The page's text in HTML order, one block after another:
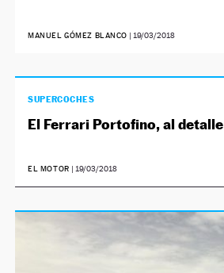
MANUEL GÓMEZ BLANCO | 19/03/2018
SUPERCOCHES
El Ferrari Portofino, al detalle
EL MOTOR | 19/03/2018